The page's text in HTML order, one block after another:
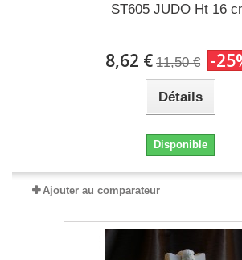
ST605 JUDO Ht 16
8,62 € 11,50 € -
Détails
Disponible
Ajouter au comparateur